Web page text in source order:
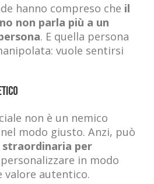
hanno compreso che il
non parla più a un
. E quella persona
vuole sentirsi
non è un nemico
modo giusto. Anzi, può
straordinaria per
in modo
valore autentico.